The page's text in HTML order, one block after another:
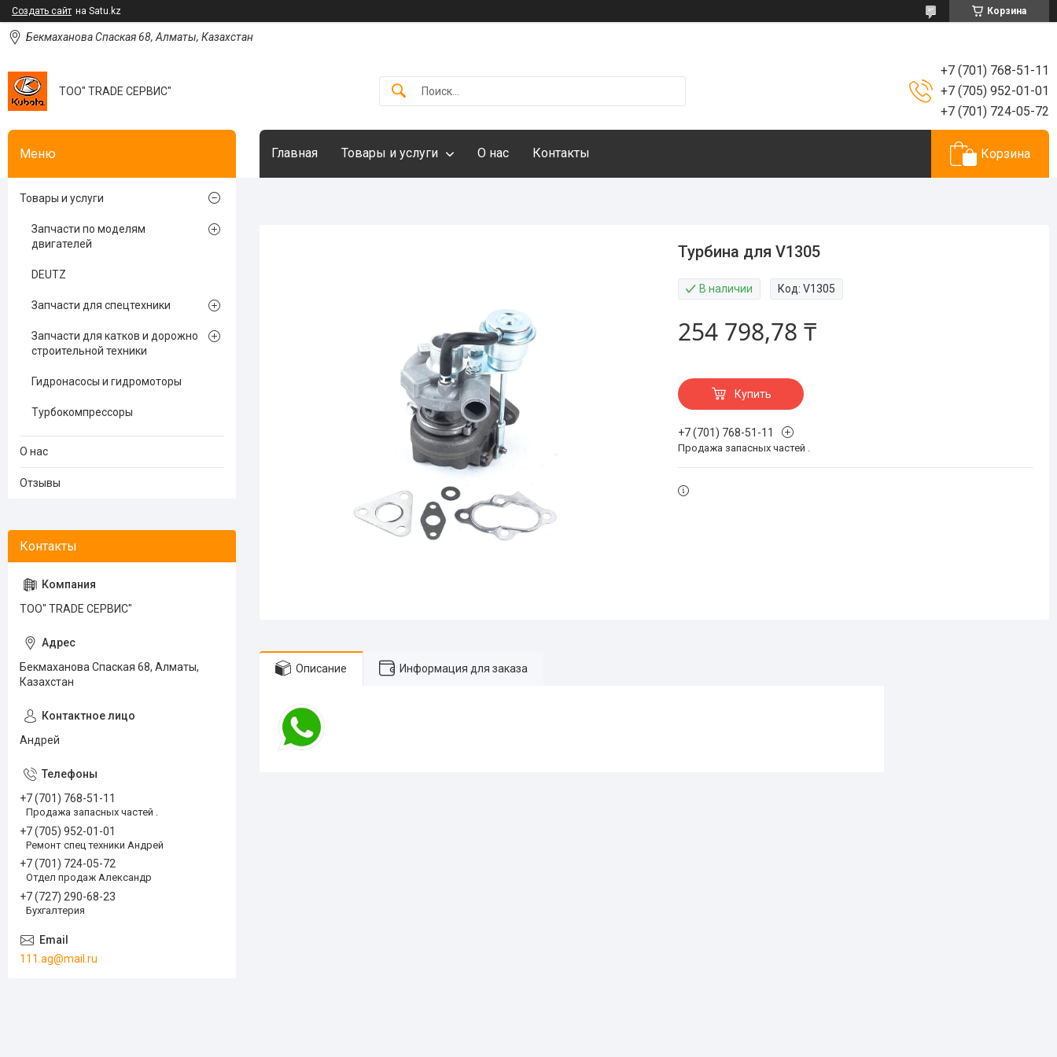
Создать сайт на Satu.kz Корзина
Бекмаханова Спаская 68, Алматы, Казахстан
ТОО" TRADE СЕРВИС"
+7 (701) 768-51-11
+7 (705) 952-01-01
+7 (701) 724-05-72
Главная Товары и услуги О нас Контакты Корзина
Турбина для V1305
В наличии Код:V1305
254 798,78 ₸
Купить
+7 (701) 768-51-11
Продажа запасных частей .
Описание Информация для заказа
Товары и услуги
Запчасти по моделям
двигателей
DEUTZ
Запчасти для спецтехники
Запчасти для катков и дорожно
строительной техники
Гидронасосы и гидромоторы
Турбокомпрессоры
О нас
Отзывы
ТОО" TRADE СЕРВИС"
Бекмаханова Спаская 68, Алматы,
Казахстан
Андрей
+7 (701) 768-51-11
Продажа запасных частей .
+7 (705) 952-01-01
Ремонт спец техники Андрей
+7 (701) 724-05-72
Отдел продаж Александр
+7 (727) 290-68-23
Бухгалтерия
111.ag@mail.ru